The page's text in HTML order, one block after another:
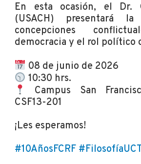
En esta ocasión, el Dr.
(USACH) presentará
concepciones
democracia y el rol político
08 de junio de 2026
10:30 hrs.
Campus San
CSF13-201
¡Les esperamos!
#10AñosFCRF